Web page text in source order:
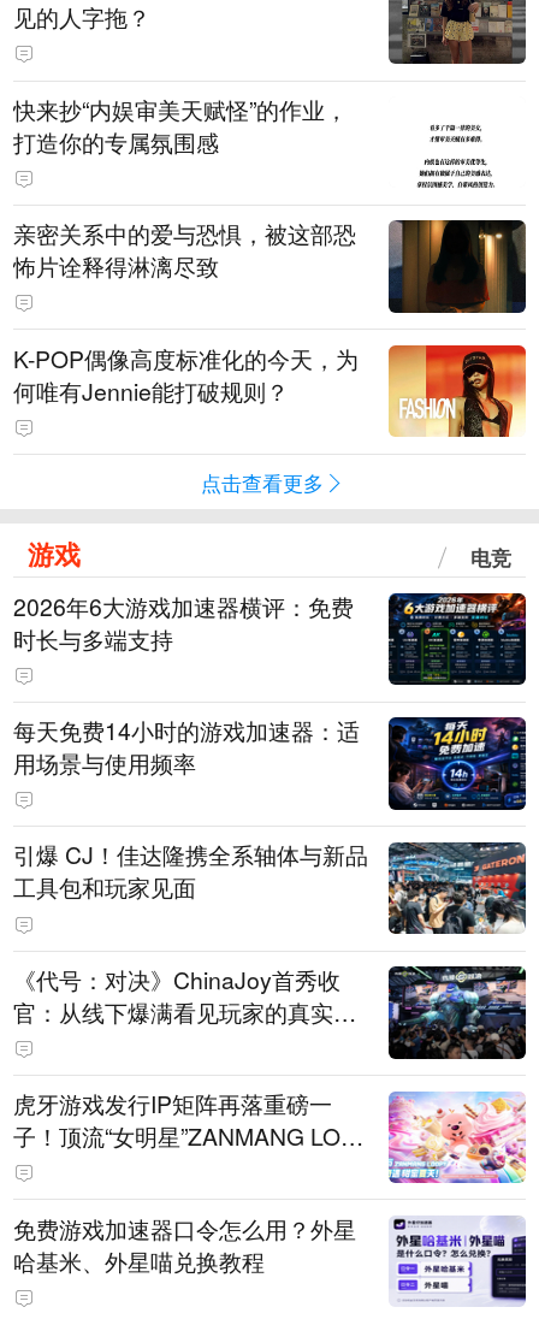
见的人字拖？
快来抄“内娱审美天赋怪”的作业，
打造你的专属氛围感
亲密关系中的爱与恐惧，被这部恐
怖片诠释得淋漓尽致
K-POP偶像高度标准化的今天，为
何唯有Jennie能打破规则？
点击查看更多
游戏 电竞
2026年6大游戏加速器横评：免费
时长与多端支持
每天免费14小时的游戏加速器：适
用场景与使用频率
引爆 CJ！佳达隆携全系轴体与新品
工具包和玩家见面
《代号：对决》ChinaJoy首秀收
官：从线下爆满看见玩家的真实期
待
虎牙游戏发行IP矩阵再落重磅一
子！顶流“女明星”ZANMANG LOO
PY 正版3D消除手游《消消奇遇》
惊喜曝光
免费游戏加速器口令怎么用？外星
哈基米、外星喵兑换教程